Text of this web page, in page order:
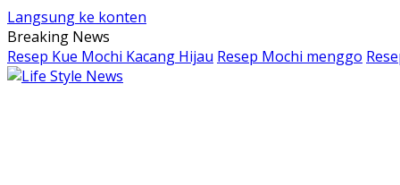
Langsung ke konten
Breaking News
Resep Kue Mochi Kacang Hijau Resep Mochi menggo